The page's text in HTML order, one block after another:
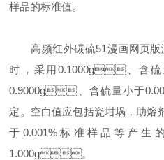
样品的标准值。
高频红外碳硫51漫画网页版
时，采用0.1000g、含
0.9000g、含硫量小于
定。空白值应包括瓷坩埚
于0.001%标准样品等产生的
1.000g。